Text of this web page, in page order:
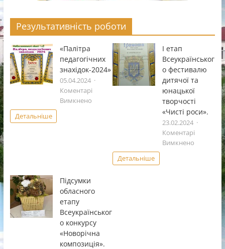
Результативність роботи
«Палітра
педагогічних
знахідок-2024»
05.04.2024
Коментарі
Вимкненодо
Детальніше
І етап
Всеукраïнськог
о фестивалю
дитячоï та
юнацькоï
творчостi
«Чистi роси».
23.02.2024
Коментарі
Вимкненодо
Детальніше
Підсумки
обласного
етапу
Всеукраїнськог
о конкурсу
«Новорічна
композиція».